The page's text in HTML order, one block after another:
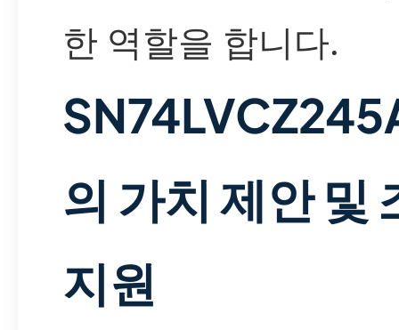
한 역할을 합니다.
의 가치 제안 및
지원